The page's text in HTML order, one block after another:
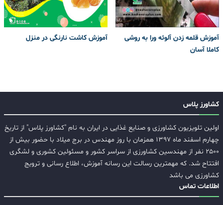
آموزش قلمه زدن آلوئه ورا به روشی
کاملا آسان
آموزش کاشت نارنگی در منزل
کشاورز پلاس
اولین تلویزیون کشاورزی و صنایع غذایی در ایران به نام "کشاورز پلاس" از تاریخ
چهارم اسفند ماه ۱۳۹۷ همزمان با روز مهندس در برج میلاد با حضور بیش از
۲۵۰۰ نفر از مهندسین کشاورزی از سراسر کشور و مسئولین کشوری و لشگری
افتتاح شد. که مهمترین رسالت این رسانه آموزش، اطلاع رسانی و ترویج
کشاورزی می باشد
اطلاعات تماس